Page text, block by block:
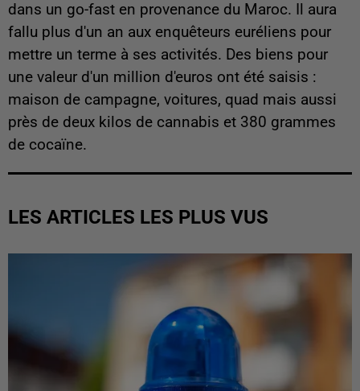
dans un go-fast en provenance du Maroc. Il aura
fallu plus d'un an aux enquêteurs euréliens pour
mettre un terme à ses activités. Des biens pour
une valeur d'un million d'euros ont été saisis :
maison de campagne, voitures, quad mais aussi
près de deux kilos de cannabis et 380 grammes
de cocaïne.
LES ARTICLES LES PLUS VUS